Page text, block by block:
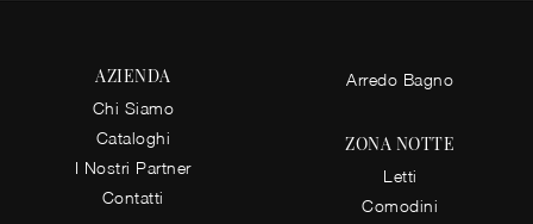
AZIENDA
Chi Siamo
Cataloghi
I Nostri Partner
Contatti
Arredo Bagno
ZONA NOTTE
Letti
Comodini